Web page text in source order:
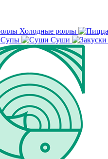
Холодные роллы
Супы Суши